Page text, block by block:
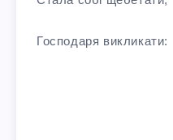
Господаря викликати: